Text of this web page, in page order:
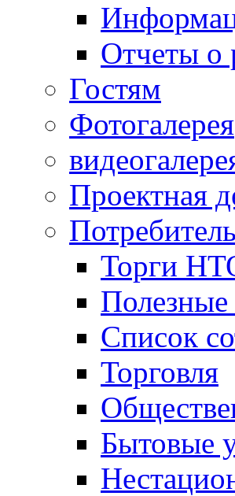
Отчеты о
Гостям
Фотогалерея
Проектная
Торги
Список
Торговля
Бытовые